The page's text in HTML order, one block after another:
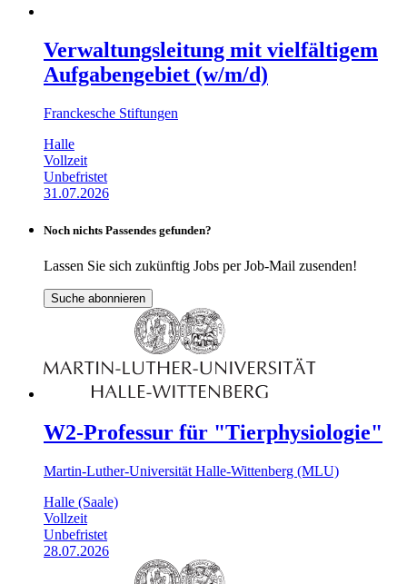
Verwaltungsleitung mit vielfältigem
Aufgabengebiet (w/m/d)
Franckesche Stiftungen
Halle
Vollzeit
Unbefristet
31.07.2026
Noch nichts Passendes gefunden?
Lassen Sie sich zukünftig Jobs per Job-Mail zusenden!
Suche abonnieren
W2-Professur für "Tierphysiologie"
Martin-Luther-Universität Halle-Wittenberg (MLU)
Halle (Saale)
Vollzeit
Unbefristet
28.07.2026